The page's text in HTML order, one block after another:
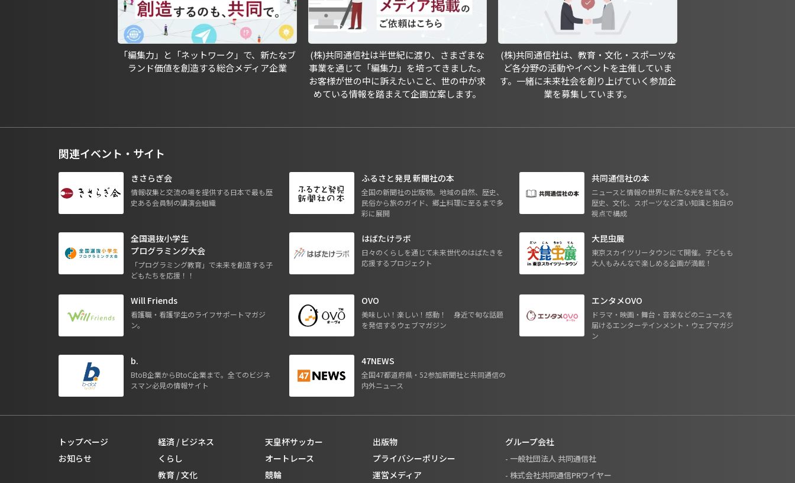
「編集力」と「ネットワーク」で、新たなブ
ランド価値を創造する総合メディア企業
(株)共同通信社は半世紀に渡り、さまざまな
事業を通じて「編集力」を培ってきました。
お客様が世の中に訴えたいこと、世の中が求
めている情報を踏まえて企画立案します。
(株)共同通信社は、教育・文化・スポーツな
ど各分野の活動やイベントを主催していま
す。一緒に未来社会を創り上げていく参加企
業を募集しています。
関連イベント・サイト
きさらぎ会
情報収集と交流の場を提供する日本で最も歴
史ある会員制の講演会組織
ふるさと発見 新聞社の本
全国の新聞社の出版物。地域の自然、歴史、
民俗から旅のガイド、郷土料理に至るまで多
彩に展開
共同通信社の本
ニュースと情報の世界に新たな光を当てる。
歴史、文化、スポーツなど深い知識と独自の
視点で構成
全国選抜小学生
プログラミング大会
「プログラミング教育」で未来を創造する子
どもたちを応援！！
はばたけラボ
日々のくらしを通じて未来世代のはばたきを
応援するプロジェクト
大昆虫展
東京スカイツリータウンにて開催。子どもも
大人もみんなで楽しめる企画が満載！
Will Friends
看護職・看護学生のライフサポートマガジ
ン。
OVO
美味しい！楽しい！感動！ 身近で旬な話題
を発信するウェブマガジン
エンタメOVO
ドラマ・映画・舞台・音楽などのニュースを
届けるエンターテインメント・ウェブマガジ
ン
b.
BtoB企業からBtoC企業まで。全てのビジネ
スマン必見の情報サイト
47NEWS
全国47都道府県・52参加新聞社と共同通信の
内外ニュース
トップページ
お知らせ
経済 / ビジネス
くらし
教育 / 文化
天皇杯サッカー
オートレース
競輪
出版物
プライバシーポリシー
運営メディア
グループ会社
- 一般社団法人 共同通信社
- 株式会社共同通信PRワイヤー